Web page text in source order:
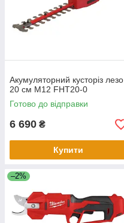
Акумуляторний кусторіз лезо
20 см M12 FHT20-0
Готово до відправки
6 690 ₴
Купити
–2%